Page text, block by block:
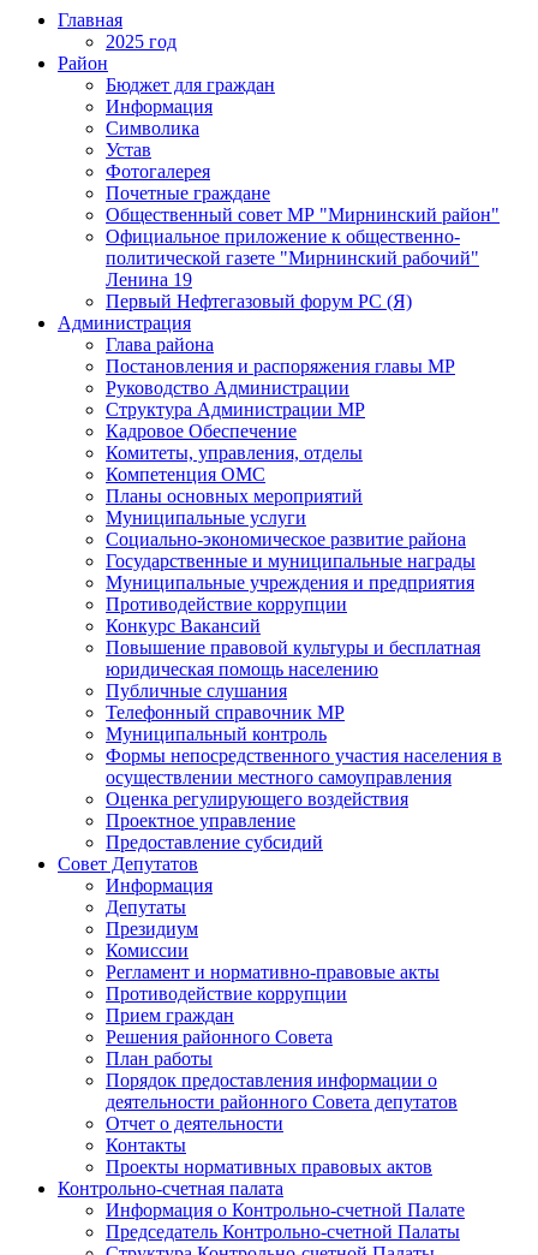
Главная
2025 год
Район
Бюджет для граждан
Информация
Символика
Устав
Фотогалерея
Почетные граждане
Общественный совет МР "Мирнинский район"
Официальное приложение к общественно-
политической газете "Мирнинский рабочий"
Ленина 19
Первый Нефтегазовый форум РС (Я)
Администрация
Глава района
Постановления и распоряжения главы МР
Руководство Администрации
Структура Администрации МР
Кадровое Обеспечение
Комитеты, управления, отделы
Компетенция ОМС
Планы основных мероприятий
Муниципальные услуги
Социально-экономическое развитие района
Государственные и муниципальные награды
Муниципальные учреждения и предприятия
Противодействие коррупции
Конкурс Вакансий
Повышение правовой культуры и бесплатная
юридическая помощь населению
Публичные слушания
Телефонный справочник МР
Муниципальный контроль
Формы непосредственного участия населения в
осуществлении местного самоуправления
Оценка регулирующего воздействия
Проектное управление
Предоставление субсидий
Совет Депутатов
Информация
Депутаты
Президиум
Комиссии
Регламент и нормативно-правовые акты
Противодействие коррупции
Прием граждан
Решения районного Совета
План работы
Порядок предоставления информации о
деятельности районного Совета депутатов
Отчет о деятельности
Контакты
Проекты нормативных правовых актов
Контрольно-счетная палата
Информация о Контрольно-счетной Палате
Председатель Контрольно-счетной Палаты